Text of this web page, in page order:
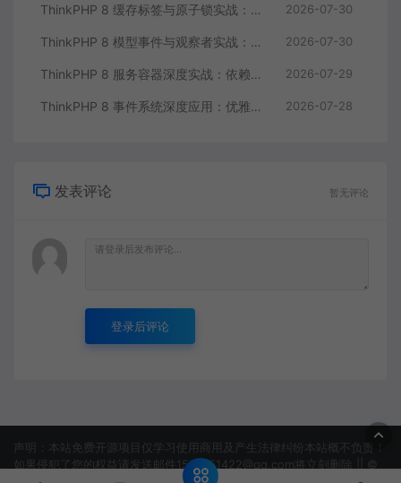
ThinkPHP 8 缓存标签与原子锁实战：高并发库存扣减的正确方案 2026-07-30
ThinkPHP 8 模型事件与观察者实战：订单状态流转的自动化钩子 2026-07-30
ThinkPHP 8 服务容器深度实战：依赖注入与自动解析的艺术 2026-07-29
ThinkPHP 8 事件系统深度应用：优雅解耦业务逻辑与事件驱动编程 2026-07-28
发表评论 暂无评论
登录后评论
声明：本站免费开源项目仅学习使用商用及产生法律纠纷本站概不负责！
如果侵犯了您的权益请发送邮件1506151422@qq.com将立刻删除 || ©